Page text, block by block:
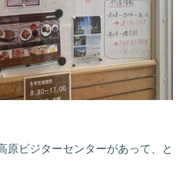
ビジターセンターがあって、と